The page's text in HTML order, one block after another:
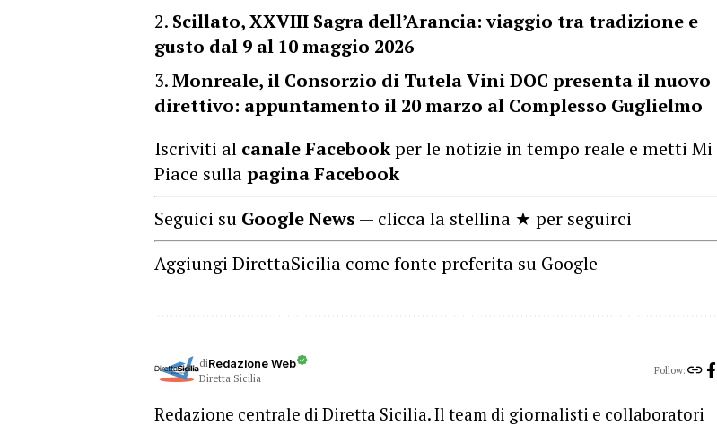
Scillato, XXVIII Sagra dell’Arancia: viaggio tra tradizione e
gusto dal 9 al 10 maggio 2026
Monreale, il Consorzio di Tutela Vini DOC presenta il nuovo
direttivo: appuntamento il 20 marzo al Complesso Guglielmo
Iscriviti al canale Facebookper le notizie in tempo reale e metti Mi
Piace sullapagina Facebook
Seguici su Google News — clicca la stellina ★ per seguirci
Aggiungi DirettaSicilia come fonte preferita su Google
diRedazione Web
Diretta Sicilia
Follow:
Redazione centrale di Diretta Sicilia. Il team di giornalisti e collaboratori